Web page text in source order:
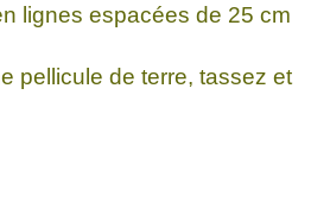
lignes espacées de 25 cm
pellicule de terre, tassez et